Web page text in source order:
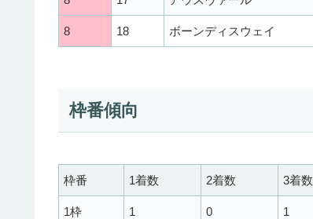
8 18 ボーンディスウェイ
枠番傾向
枠番 1着数 2着数 3着数
1枠 1 0 1